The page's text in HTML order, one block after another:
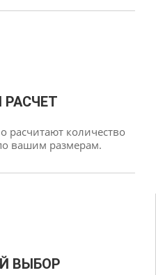
расчитают количество
вашим размерам.
ВЫБОР